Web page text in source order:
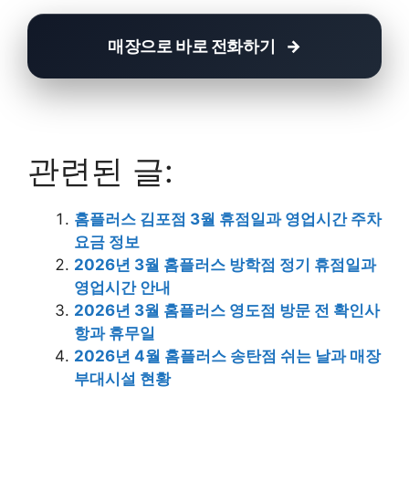
매장으로 바로 전화하기
관련된 글:
홈플러스 김포점 3월 휴점일과 영업시간 주차
요금 정보
2026년 3월 홈플러스 방학점 정기 휴점일과
영업시간 안내
2026년 3월 홈플러스 영도점 방문 전 확인사
항과 휴무일
2026년 4월 홈플러스 송탄점 쉬는 날과 매장
부대시설 현황